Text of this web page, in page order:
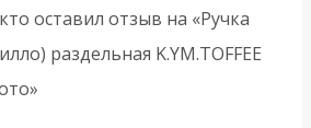
оставил отзыв на «Ручка
раздельная K.YM.TOFFEE